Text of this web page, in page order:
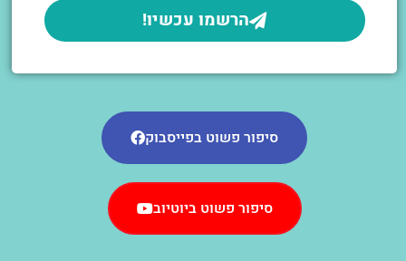
הרשמו עכשיו!
סיפור פשוט בפייסבוק
סיפור פשוט ביוטיוב